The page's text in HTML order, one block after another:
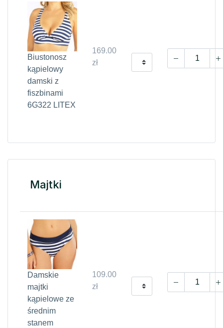
Biustonosz
kąpielowy
damski z
fiszbinami
6G322 LITEX
169.00
zł
Majtki
Damskie
majtki
kąpielowe ze
średnim
stanem
109.00
zł